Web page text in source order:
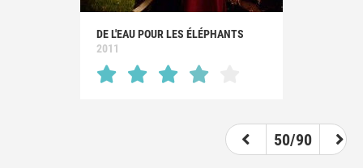
DE L'EAU POUR LES ÉLÉPHANTS
2011
50/90